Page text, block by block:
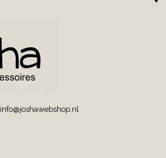
info@joshawebshop.nl